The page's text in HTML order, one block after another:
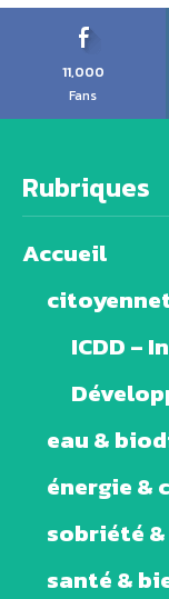
11,000
Fans
Rubriques
Accueil
ICDD –
eau &
énergie &
sobriété
santé &